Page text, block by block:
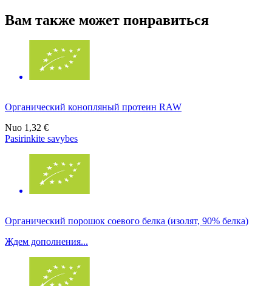
Вам также может понравиться
Органический конопляный протеин RAW
Nuo 1,32 €
Pasirinkite savybes
Органический порошок соевого белка (изолят, 90% белка)
Ждем дополнения...